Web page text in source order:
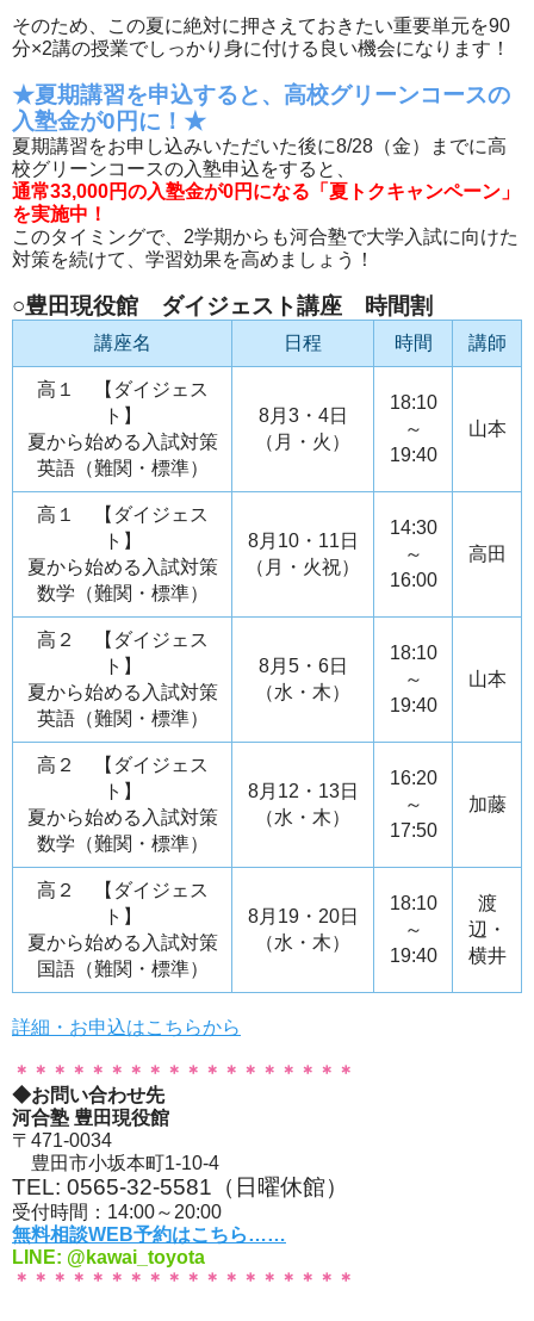
そのため、この夏に絶対に押さえておきたい重要単元を90
分×2講の授業でしっかり身に付ける良い機会になります！
★夏期講習を申込すると、高校グリーンコースの
入塾金が0円に！★
夏期講習をお申し込みいただいた後に8/28（金）までに高
校グリーンコースの入塾申込をすると、
通常33,000円の入塾金が0円になる「夏トクキャンペーン」
を実施中！
このタイミングで、2学期からも河合塾で大学入試に向けた
対策を続けて、学習効果を高めましょう！
○豊田現役館 ダイジェスト講座 時間割
講座名 日程 時間 講師
高１ 【ダイジェス
ト】
夏から始める入試対策
英語（難関・標準）
8月3・4日
（月・火）
18:10
～
19:40
山本
高１ 【ダイジェス
ト】
夏から始める入試対策
数学（難関・標準）
8月10・11日
（月・火祝）
14:30
～
16:00
高田
高２ 【ダイジェス
ト】
夏から始める入試対策
英語（難関・標準）
8月5・6日
（水・木）
18:10
～
19:40
山本
高２ 【ダイジェス
ト】
夏から始める入試対策
数学（難関・標準）
8月12・13日
（水・木）
16:20
～
17:50
加藤
高２ 【ダイジェス
ト】
夏から始める入試対策
国語（難関・標準）
8月19・20日
（水・木）
18:10
～
19:40
渡
辺・
横井
詳細・お申込はこちらから
＊＊＊＊＊＊＊＊＊＊＊＊＊＊＊＊＊＊
◆お問い合わせ先
河合塾 豊田現役館
〒471-0034
豊田市小坂本町1-10-4
TEL: 0565-32-5581（日曜休館）
受付時間：14:00～20:00
無料相談WEB予約はこちら……
LINE: @kawai_toyota
＊＊＊＊＊＊＊＊＊＊＊＊＊＊＊＊＊＊